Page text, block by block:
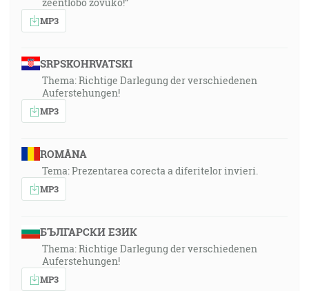
MP3
SRPSKOHRVATSKI
Thema: Richtige Darlegung der verschiedenen
Auferstehungen!
MP3
ROMÂNA
Tema: Prezentarea corecta a diferitelor invieri.
MP3
БЪЛГАРСКИ ЕЗИК
Thema: Richtige Darlegung der verschiedenen
Auferstehungen!
MP3